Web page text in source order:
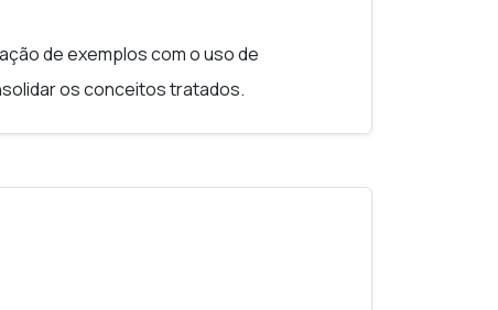
de exemplos com o uso de
os conceitos tratados.